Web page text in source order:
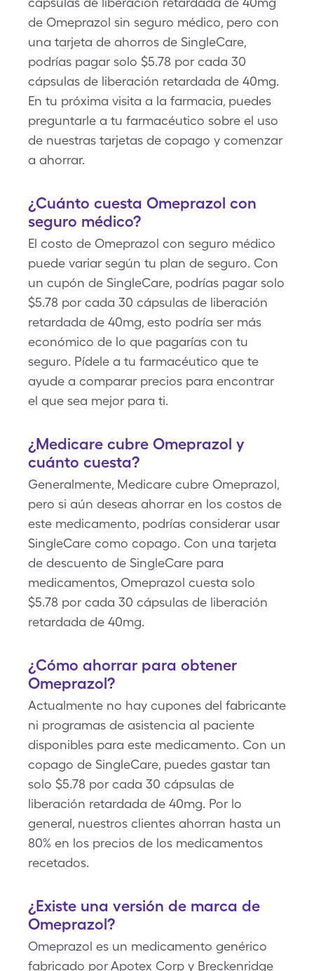
de Omeprazol sin seguro médico, pero con
una tarjeta de ahorros de SingleCare,
podrías pagar solo $5.78 por cada 30
cápsulas de liberación retardada de 40mg.
En tu próxima visita a la farmacia, puedes
preguntarle a tu farmacéutico sobre el uso
de nuestras tarjetas de copago y comenzar
a ahorrar.
¿Cuánto cuesta Omeprazol con
seguro médico?
El costo de Omeprazol con seguro médico
puede variar según tu plan de seguro. Con
un cupón de SingleCare, podrías pagar solo
$5.78 por cada 30 cápsulas de liberación
retardada de 40mg, esto podría ser más
económico de lo que pagarías con tu
seguro. Pídele a tu farmacéutico que te
ayude a comparar precios para encontrar
el que sea mejor para ti.
¿Medicare cubre Omeprazol y
cuánto cuesta?
Generalmente, Medicare cubre Omeprazol,
pero si aún deseas ahorrar en los costos de
este medicamento, podrías considerar usar
SingleCare como copago. Con una tarjeta
de descuento de SingleCare para
medicamentos, Omeprazol cuesta solo
$5.78 por cada 30 cápsulas de liberación
retardada de 40mg.
¿Cómo ahorrar para obtener
Omeprazol?
Actualmente no hay cupones del fabricante
ni programas de asistencia al paciente
disponibles para este medicamento. Con un
copago de SingleCare, puedes gastar tan
solo $5.78 por cada 30 cápsulas de
liberación retardada de 40mg. Por lo
general, nuestros clientes ahorran hasta un
80% en los precios de los medicamentos
recetados.
¿Existe una versión de marca de
Omeprazol?
Omeprazol es un medicamento genérico
fabricado por Apotex Corp y Breckenridge